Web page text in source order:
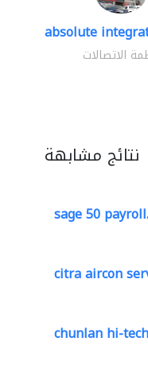
absolute
الاتصالات
نتائج مشابهة
sage 50
citra aircon
chunlan hi-